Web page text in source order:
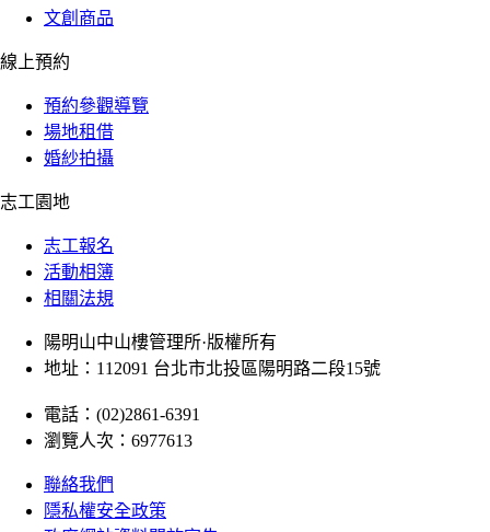
文創商品
線上預約
預約參觀導覽
場地租借
婚紗拍攝
志工園地
志工報名
活動相簿
相關法規
陽明山中山樓管理所·版權所有
地址：112091 台北市北投區陽明路二段15號
電話：(02)2861-6391
瀏覽人次：6977613
聯絡我們
隱私權安全政策